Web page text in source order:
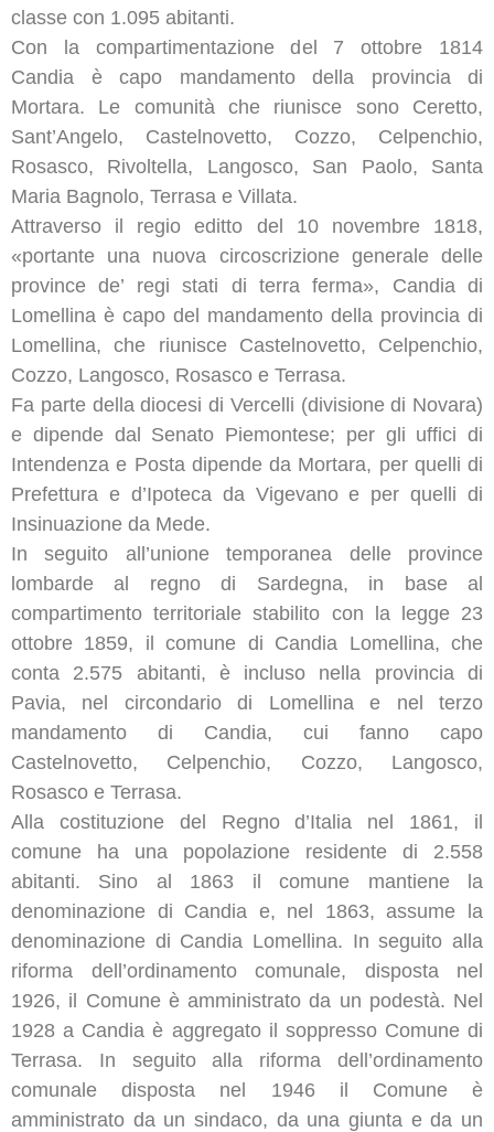
classe con 1.095 abitanti.
Con la compartimentazione del 7 ottobre 1814
Candia è capo mandamento della provincia di
Mortara. Le comunità che riunisce sono Ceretto,
Sant’Angelo, Castelnovetto, Cozzo, Celpenchio,
Rosasco, Rivoltella, Langosco, San Paolo, Santa
Maria Bagnolo, Terrasa e Villata.
Attraverso il regio editto del 10 novembre 1818,
«portante una nuova circoscrizione generale delle
province de’ regi stati di terra ferma», Candia di
Lomellina è capo del mandamento della provincia di
Lomellina, che riunisce Castelnovetto, Celpenchio,
Cozzo, Langosco, Rosasco e Terrasa.
Fa parte della diocesi di Vercelli (divisione di Novara)
e dipende dal Senato Piemontese; per gli uffici di
Intendenza e Posta dipende da Mortara, per quelli di
Prefettura e d’Ipoteca da Vigevano e per quelli di
Insinuazione da Mede.
In seguito all’unione temporanea delle province
lombarde al regno di Sardegna, in base al
compartimento territoriale stabilito con la legge 23
ottobre 1859, il comune di Candia Lomellina, che
conta 2.575 abitanti, è incluso nella provincia di
Pavia, nel circondario di Lomellina e nel terzo
mandamento di Candia, cui fanno capo
Castelnovetto, Celpenchio, Cozzo, Langosco,
Rosasco e Terrasa.
Alla costituzione del Regno d’Italia nel 1861, il
comune ha una popolazione residente di 2.558
abitanti. Sino al 1863 il comune mantiene la
denominazione di Candia e, nel 1863, assume la
denominazione di Candia Lomellina. In seguito alla
riforma dell’ordinamento comunale, disposta nel
1926, il Comune è amministrato da un podestà. Nel
1928 a Candia è aggregato il soppresso Comune di
Terrasa. In seguito alla riforma dell’ordinamento
comunale disposta nel 1946 il Comune è
amministrato da un sindaco, da una giunta e da un